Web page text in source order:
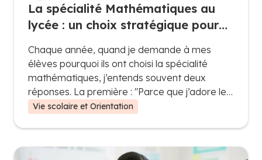
La spécialité Mathématiques au
lycée : un choix stratégique pour
Chaque année, quand je demande à mes
élèves pourquoi ils ont choisi la spécialité
mathématiques, j’entends souvent deux
réponses. La première : "Parce que j’adore les
maths, j’aime résoudre des problèmes et
indispensable pour la suite".
Vie scolaire et Orientation